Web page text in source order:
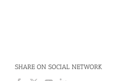
SHARE ON SOCIAL NETWORK